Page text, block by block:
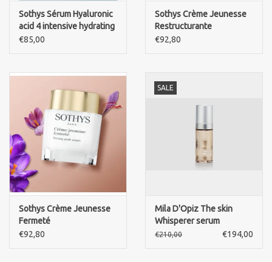
Sothys Sérum Hyaluronic
acid 4 intensive hydrating
serum
€85,00
Sothys Crème Jeunesse
Restructurante
€92,80
Sothys Crème Jeunesse
Fermeté
€92,80
SALE
Mila D'Opiz The skin
Whisperer serum
€210,00 €194,00